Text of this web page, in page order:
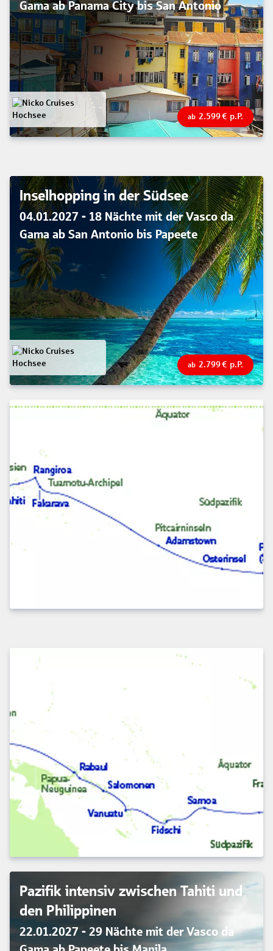
Gama ab Panama City bis San Antonio
ab 2.599€ p.P.
Inselhopping in der Südsee
04.01.2027 - 18 Nächte mit der Vasco da
Gama ab San Antonio bis Papeete
ab 2.799€ p.P.
Pazifik intensiv zwischen Tahiti und
den Philippinen
22.01.2027 - 29 Nächte mit der Vasco da